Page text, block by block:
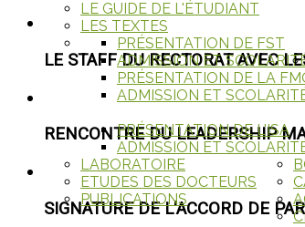
LE GUIDE DE L'ÉTUDIANT
LES TEXTES
PRÉSENTATION DE FST
ADMISSION ET
PRÉSENTATION DE LA
ADMISSION ET
PRÉSENTATION DE L'ISA
ADMISSION ET
LABORATOIRE
ETUDES DES DOCTEURS
PUBLICATIONS
LE STAFF DU RECTORAT AVEC
RENCONTRE DU LEADERSHIP
SIGNATURE DE L'ACCORD DE